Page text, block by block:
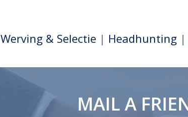
Werving & Selectie | Headhunting
MAIL A